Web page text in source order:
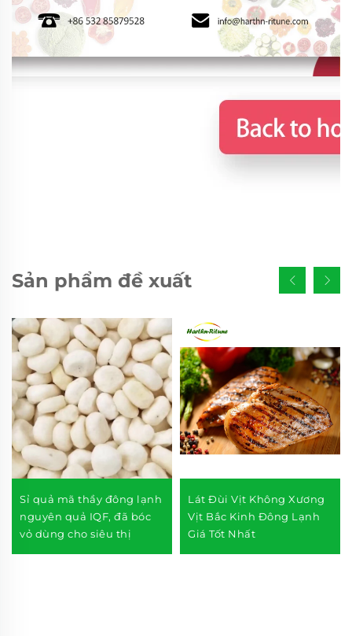
Sản phẩm đề xuất
Sỉ quả mã thầy đông lạnh
nguyên quả IQF, đã bóc
vỏ dùng cho siêu thị
Lát Đùi Vịt Không Xương
Vịt Bắc Kinh Đông Lạnh
Giá Tốt Nhất